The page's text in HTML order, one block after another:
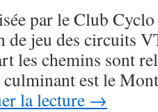
par le Club
de jeu des circuits
les chemins sont
est le
la lecture →